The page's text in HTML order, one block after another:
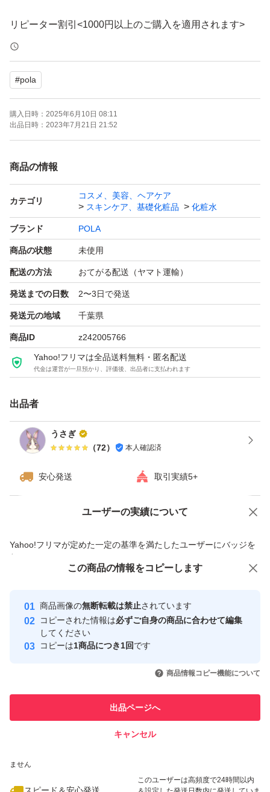
リピーター割引<1000円以上のご購入を適用されます>
2回目以後のご利用につき合計金額より100円割引<商品複
数購入の場合、同梱割引と併用していただけます>
商品を複数購入をご希望の場合、またはリピーター割引を
ご希望の場合、必ず購入ボタンを押す前にコメントにてご
連絡ください。専用ページを作り致します。購入手続き後
には対応しませんので、ご了承ください。
専用ページ作成24時間が過ぎても連絡無く決済されない
場合には専用を削除致します。
角層にみずみずしく吸い込まれるとろみ触感
とろみ感触のローションが、肌にみずみずしく吸い込まれ
ます。うるおいで膨らむようなハリ感とツヤ感を与えま
す。
POLA BA ローションN 第六世代 新サンプル
1.0ml×100包100ml
同梱割引、リピーター割引以外のお値下げ交渉は答えられ
ません。ご購入者さまのご都合による、ご購入後のキャン
セルは受付ておりませんので、ご了承くださいませ。
#pola
購入日時： 2025年6月10日 08:11
出品日時： 2023年7月21日 21:52
商品の情報
カテゴリ
コスメ、美容、ヘアケア
スキンケア、基礎化粧品
化粧水
ブランド POLA
商品の状態 未使用
配送の方法 おてがる配送（ヤマト運輸）
発送までの日数 2〜3日で発送
発送元の地域 千葉県
商品ID z242005766
Yahoo!フリマは全品送料無料・匿名配送
代金は運営が一旦預かり、評価後、出品者に支払われます
出品者
うさぎ
（72） 本人確認済
安心発送 取引実績5+
ユーザーの実績について
Yahoo!フリマが定めた一定の基準を満たしたユーザーにバッジを
付与しています
安心取引出品者
心・安全なユーザーです
取引実績
引を完了させた実績があります
での取引実績があります
ません
このユーザーは高頻度で24時間以内
価格の相談 商品への質問
この商品の情報をコピーします
商品画像の無断転載は禁止されています
コピーされた情報は必ずご自身の商品に合わせて編集
してください
コピーは1商品につき1回です
商品情報コピー機能について
出品ページへ
キャンセル
この商品をみている人にオススメ